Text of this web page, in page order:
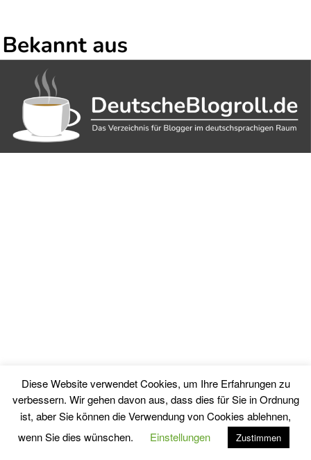
© Copyright - Finanzgeschichten.com / Matthias Schmitt - ISSN 3054-
Diese Website verwendet Cookies, um Ihre Erfahrungen zu
verbessern. Wir gehen davon aus, dass dies für Sie in Ordnung
ist, aber Sie können die Verwendung von Cookies ablehnen,
wenn Sie dies wünschen.
Einstellungen Zustimmen